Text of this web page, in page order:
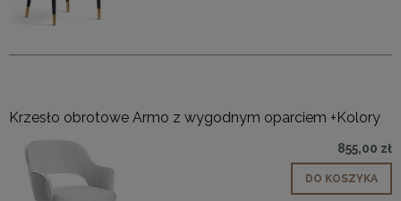
Krzesło obrotowe Armo z wygodnym oparciem +Kolory
855,00 zł
DO KOSZYKA